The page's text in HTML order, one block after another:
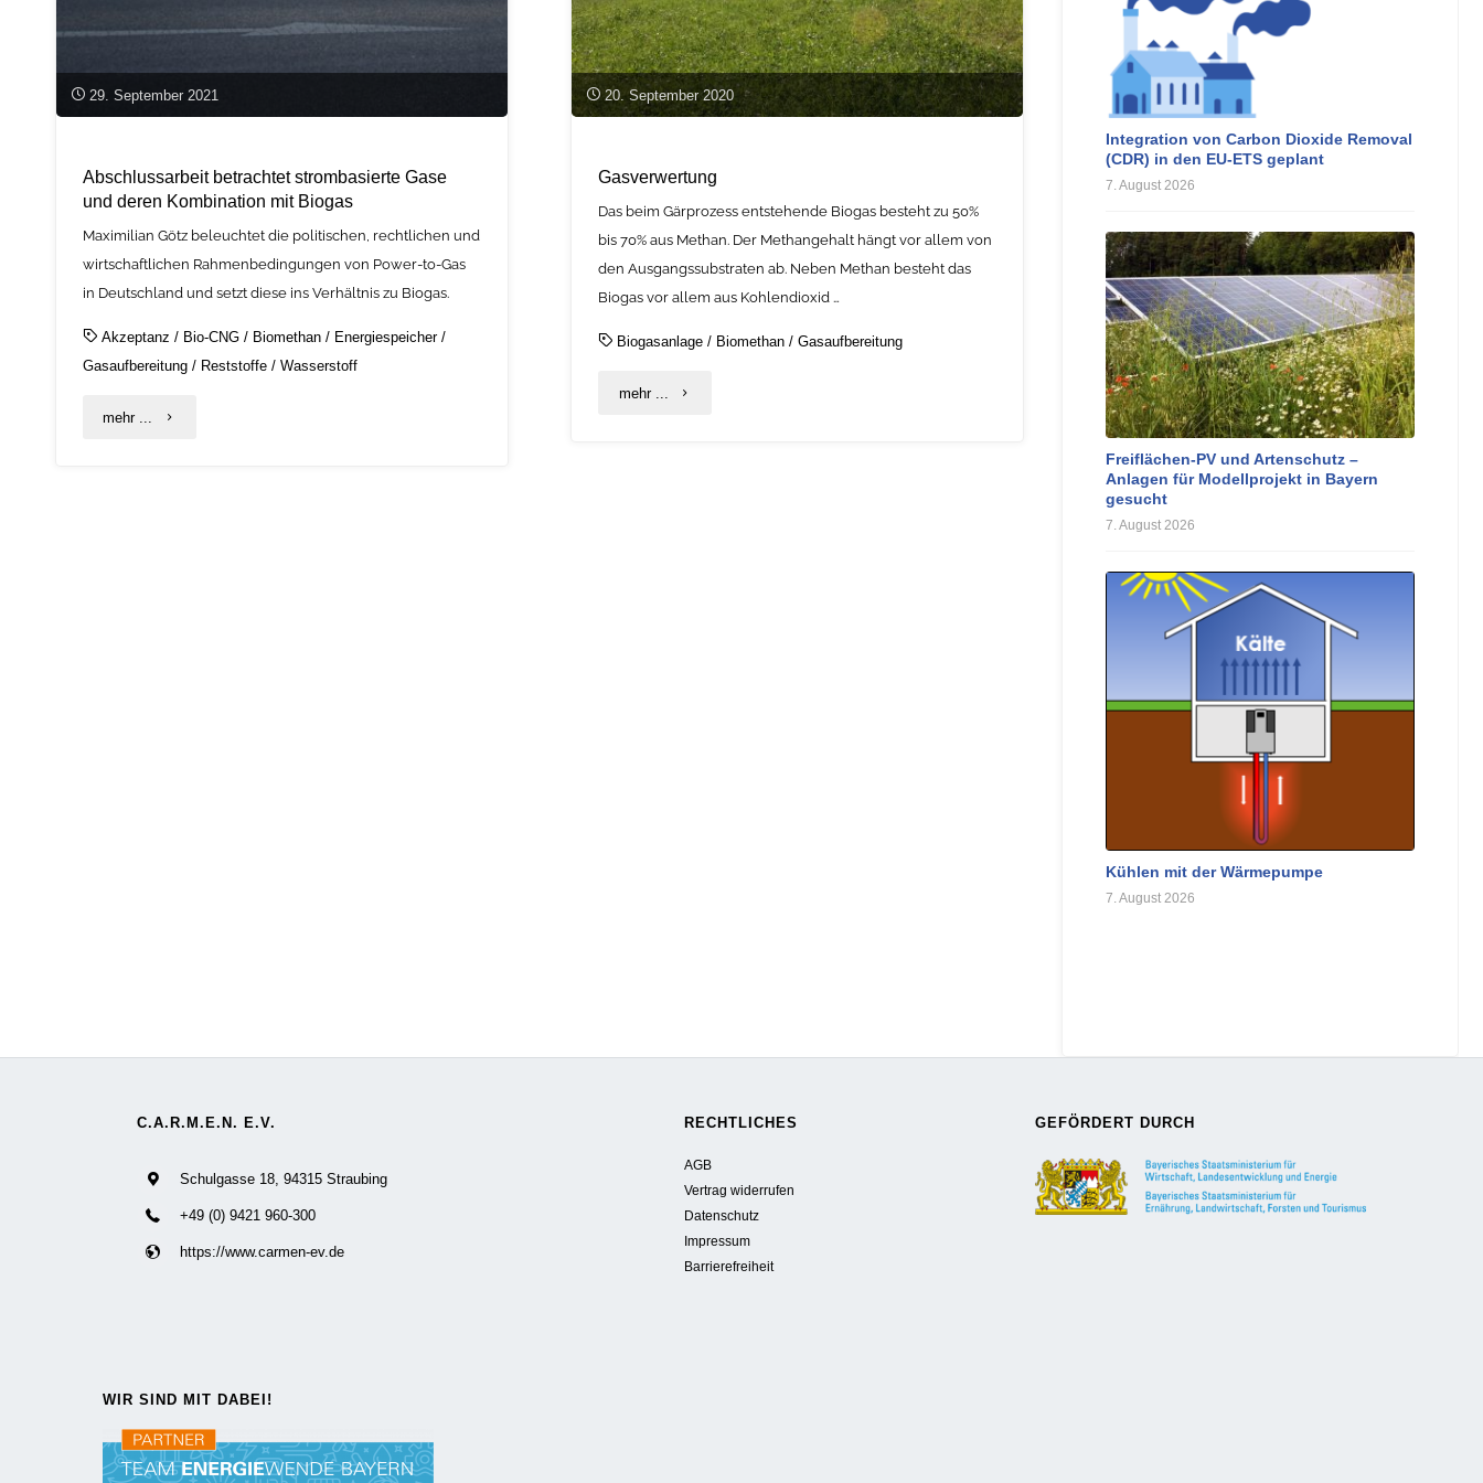
29. September 2021
Abschlussarbeit betrachtet strombasierte Gase
und deren Kombination mit Biogas
Maximilian Götz beleuchtet die politischen, rechtlichen und
wirtschaftlichen Rahmenbedingungen von Power-to-Gas
in Deutschland und setzt diese ins Verhältnis zu Biogas.
Akzeptanz / Bio-CNG / Biomethan / Energiespeicher/
Gasaufbereitung / Reststoffe /Wasserstoff
mehr ... "Abschlussarbeit
20. September 2020
Gasverwertung
Das beim Gärprozess entstehende Biogas besteht zu 50%
bis 70% aus Methan. Der Methangehalt hängt vor allem von
den Ausgangssubstraten ab. Neben Methan besteht das
Biogas vor allem aus Kohlendioxid …
Biogasanlage / Biomethan /Gasaufbereitung
mehr ... "Gasverwertung"
Integration von Carbon Dioxide Removal
(CDR) in den EU-ETS geplant
7. August 2026
Freiflächen-PV und Artenschutz –
Anlagen für Modellprojekt in Bayern
gesucht
7. August 2026
Kühlen mit der Wärmepumpe
7. August 2026
C.A.R.M.E.N. E.V.
Schulgasse 18, 94315 Straubing
+49 (0) 9421 960-300
https://www.carmen-ev.de
RECHTLICHES
AGB
Vertrag widerrufen
Datenschutz
Impressum
Barrierefreiheit
GEFÖRDERT DURCH
WIR SIND MIT DABEI!